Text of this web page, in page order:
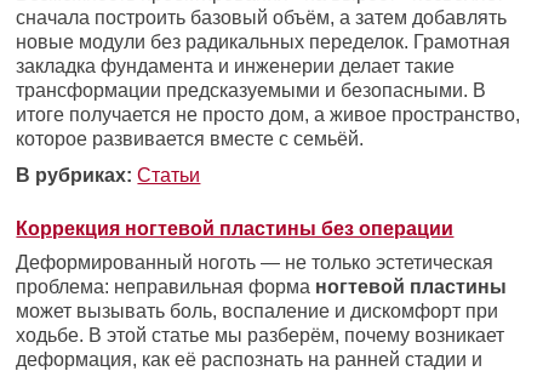
сначала построить базовый объём, а затем добавлять
новые модули без радикальных переделок. Грамотная
закладка фундамента и инженерии делает такие
трансформации предсказуемыми и безопасными. В
итоге получается не просто дом, а живое пространство,
которое развивается вместе с семьёй.
В рубриках: Статьи
Коррекция ногтевой пластины без операции
Деформированный ноготь — не только эстетическая
проблема: неправильная форма ногтевой пластины
может вызывать боль, воспаление и дискомфорт при
ходьбе. В этой статье мы разберём, почему возникает
деформация, как её распознать на ранней стадии и